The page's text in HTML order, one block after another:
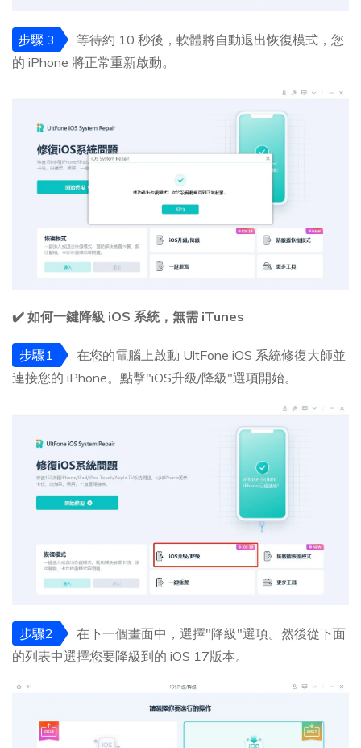
步驟 3
等待約 10 秒後，軟體將自動退出恢復模式，您
的 iPhone 將正常重新啟動。
✔️ 如何一鍵降級 iOS 系統，無需 iTunes
步驟1
在您的電腦上啟動 UltFone iOS 系統修復大師並
連接您的 iPhone。點擊"iOS升級/降級"選項開始。
步驟2
在下一個畫面中，選擇"降級"選項。然後從下面
的列表中選擇您要降級到的 iOS 17版本。